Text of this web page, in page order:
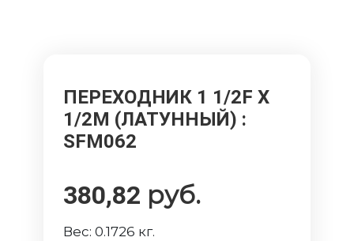
ПЕРЕХОДНИК 1 1/2F Х
1/2M (ЛАТУННЫЙ) :
SFM062
380,82 руб.
Вес:0.1726 кг.